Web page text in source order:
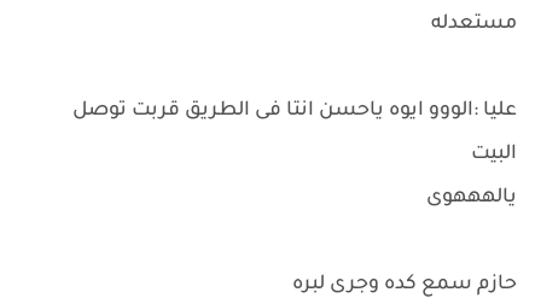
مستعدله
عليا :الووو ايوه ياحسن انتا فى الطريق قربت توصل
البيت
يالهههوى
حازم سمع كده وجرى لبره